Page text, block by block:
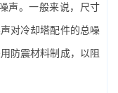
声。一般来说，尺寸
对冷却塔配件的总噪
防震材料制成，以阻